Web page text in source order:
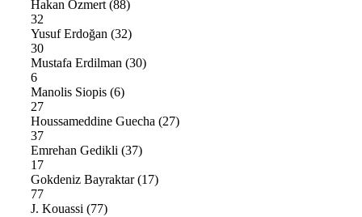
Hakan Özmert (88)
32
Yusuf Erdoğan (32)
30
Mustafa Erdilman (30)
6
Manolis Siopis (6)
27
Houssameddine Guecha (27)
37
Emrehan Gedikli (37)
17
Gokdeniz Bayraktar(17)
77
J. Kouassi (77)